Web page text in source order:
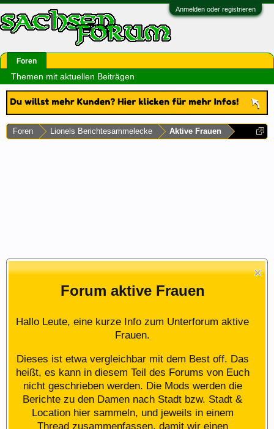
Anmelden oder registrieren
Foren Lionels Berichtesammelecke Aktive Frauen
Forum aktive Frauen
Hallo Leute, eine kurze Info zum Unterforum aktive
Frauen.
Dieses ist etwa vergleichbar mit dem Best off. Das
heißt, es kann in diesem Teil des Forums von Euch
nicht geschrieben werden. Die Mods werden die
Berichte zu den Damen nach Stadt bzw. Stadt &
Location hier sammeln, und jeweils in einem
Thread zusammenfassen, damit wir einen
Foren
Themen mit aktuellen Beiträgen